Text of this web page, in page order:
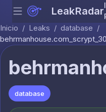
Menu LeakRadar
Inicio / Leaks / database /
database